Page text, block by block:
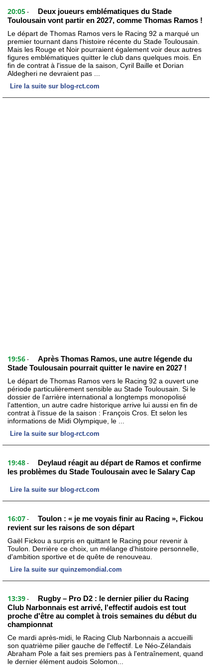
20:05 -
Deux joueurs emblématiques du Stade
Toulousain vont partir en 2027, comme Thomas Ramos !
Le départ de Thomas Ramos vers le Racing 92 a marqué un
premier tournant dans l'histoire récente du Stade Toulousain.
Mais les Rouge et Noir pourraient également voir deux autres
figures emblématiques quitter le club dans quelques mois. En
fin de contrat à l'issue de la saison, Cyril Baille et Dorian
Aldegheri ne devraient pas ...
Lire la suite sur blog-rct.com
19:56 -
Après Thomas Ramos, une autre légende du
Stade Toulousain pourrait quitter le navire en 2027 !
Le départ de Thomas Ramos vers le Racing 92 a ouvert une
période particulièrement sensible au Stade Toulousain. Si le
dossier de l'arrière international a longtemps monopolisé
l'attention, un autre cadre historique arrive lui aussi en fin de
contrat à l'issue de la saison : François Cros. Et selon les
informations de Midi Olympique, le ...
Lire la suite sur blog-rct.com
19:48 -
Deylaud réagit au départ de Ramos et confirme
les problèmes du Stade Toulousain avec le Salary Cap
Lire la suite sur blog-rct.com
16:07 -
Toulon : « je me voyais finir au Racing », Fickou
revient sur les raisons de son départ
Gaël Fickou a surpris en quittant le Racing pour revenir à
Toulon. Derrière ce choix, un mélange d'histoire personnelle,
d'ambition sportive et de quête de renouveau.
Lire la suite sur quinzemondial.com
13:39 -
Rugby – Pro D2 : le dernier pilier du Racing
Club Narbonnais est arrivé, l'effectif audois est tout
proche d'être au complet à trois semaines du début du
championnat
Ce mardi après-midi, le Racing Club Narbonnais a accueilli
son quatrième pilier gauche de l'effectif. Le Néo-Zélandais
Abraham Pole a fait ses premiers pas à l'entraînement, quand
le dernier élément audois Solomon...